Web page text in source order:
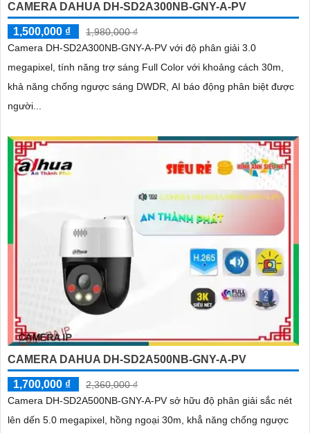
CAMERA DAHUA DH-SD2A300NB-GNY-A-PV
1,500,000 ₫
1,980,000 ₫
Camera DH-SD2A300NB-GNY-A-PV với độ phân giải 3.0
megapixel, tính năng trợ sáng Full Color với khoảng cách 30m,
khả năng chống ngược sáng DWDR, AI báo động phân biệt được
người...
CAMERA DAHUA DH-SD2A500NB-GNY-A-PV
1,700,000 ₫
2,360,000 ₫
Camera DH-SD2A500NB-GNY-A-PV sở hữu độ phân giải sắc nét
lên dến 5.0 megapixel, hồng ngoại 30m, khẳ năng chống ngược